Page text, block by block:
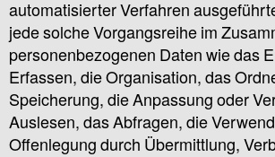
automatisierter Verfahren
jede solche Vorgangsreihe im
personenbezogenen Daten wie das
Erfassen, die Organisation, das
Speicherung, die Anpassung oder
Auslesen, das Abfragen, die
Offenlegung durch Übermittlung,